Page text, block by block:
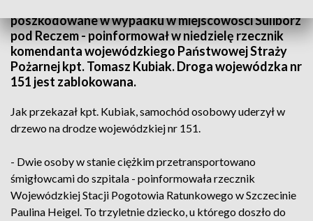
poszkodowane w wypadku w miejscowości Sulibórz
pod Reczem - poinformował w niedzielę rzecznik
komendanta wojewódzkiego Państwowej Straży
Pożarnej kpt. Tomasz Kubiak. Droga wojewódzka nr
151 jest zablokowana.
Jak przekazał kpt. Kubiak, samochód osobowy uderzył w
drzewo na drodze wojewódzkiej nr 151.
- Dwie osoby w stanie ciężkim przetransportowano
śmigłowcami do szpitala - poinformowała rzecznik
Wojewódzkiej Stacji Pogotowia Ratunkowego w Szczecinie
Paulina Heigel. To trzyletnie dziecko, u którego doszło do